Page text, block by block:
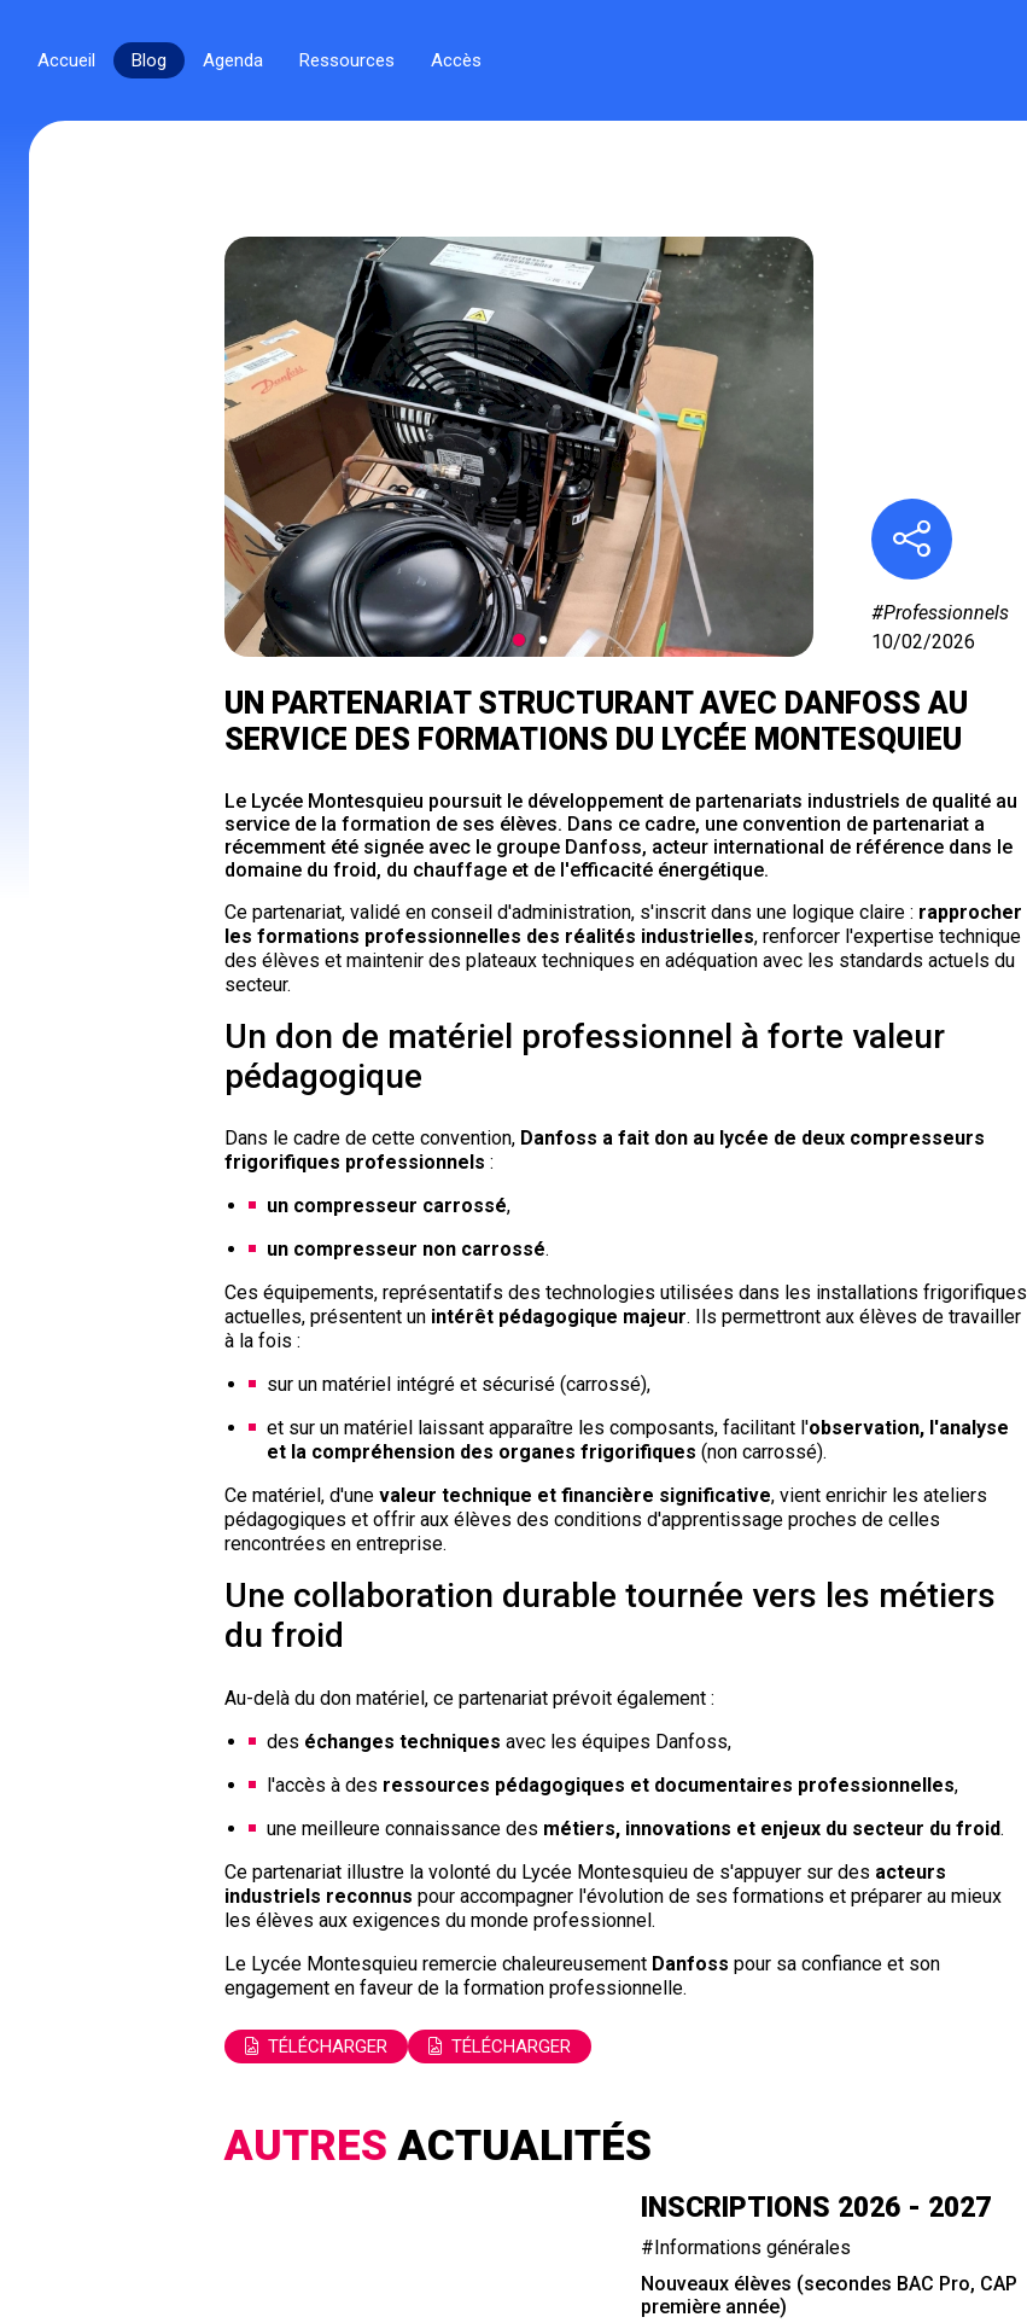
Accueil Blog Agenda Ressources Accès
#Professionnels
10/02/2026
UN PARTENARIAT STRUCTURANT AVEC DANFOSS AU
SERVICE DES FORMATIONS DU LYCÉE MONTESQUIEU
Le Lycée Montesquieu poursuit le développement de partenariats industriels de qualité au
service de la formation de ses élèves. Dans ce cadre, une convention de partenariat a
récemment été signée avec le groupe Danfoss, acteur international de référence dans le
domaine du froid, du chauffage et de l'efficacité énergétique.
Ce partenariat, validé en conseil d'administration, s'inscrit dans une logique claire : rapprocher
les formations professionnelles des réalités industrielles, renforcer l'expertise technique
des élèves et maintenir des plateaux techniques en adéquation avec les standards actuels du
secteur.
Un don de matériel professionnel à forte valeur
pédagogique
Dans le cadre de cette convention, Danfoss a fait don au lycée de deux compresseurs
frigorifiques professionnels :
un compresseur carrossé,
un compresseur non carrossé.
Ces équipements, représentatifs des technologies utilisées dans les installations frigorifiques
actuelles, présentent un intérêt pédagogique majeur. Ils permettront aux élèves de travailler
à la fois :
sur un matériel intégré et sécurisé (carrossé),
et sur un matériel laissant apparaître les composants, facilitant l'observation, l'analyse
et la compréhension des organes frigorifiques (non carrossé).
Ce matériel, d'une valeur technique et financière significative, vient enrichir les ateliers
pédagogiques et offrir aux élèves des conditions d'apprentissage proches de celles
rencontrées en entreprise.
Une collaboration durable tournée vers les métiers
du froid
Au-delà du don matériel, ce partenariat prévoit également :
des échanges techniques avec les équipes Danfoss,
l'accès à des ressources pédagogiques et documentaires professionnelles,
une meilleure connaissance des métiers, innovations et enjeux du secteur du froid.
Ce partenariat illustre la volonté du Lycée Montesquieu de s'appuyer sur des acteurs
industriels reconnus pour accompagner l'évolution de ses formations et préparer au mieux
les élèves aux exigences du monde professionnel.
Le Lycée Montesquieu remercie chaleureusement Danfoss pour sa confiance et son
engagement en faveur de la formation professionnelle.
TÉLÉCHARGER TÉLÉCHARGER
AUTRES ACTUALITÉS
INSCRIPTIONS 2026 - 2027
#Informations générales
Nouveaux élèves (secondes BAC Pro, CAP
première année)